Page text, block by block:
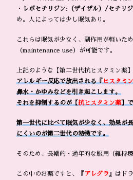
・
レボセチリジン:（ザイザル）/セチリジ
め。人によっては少し眠気あり。
これらは眠気が少なく、副作用が軽いた
（maintenance use）が可能です。
上記のような【第二世代抗ヒスタミン薬】
アレルギー反応で放出される『ヒスタミン
鼻水・かゆみなどを引き起こします。
それを抑制するのが【抗ヒスタミン薬】
第一世代に比べて眠気が少なく、効果が
にくいのが第二世代の特徴です。
そのため、長期的・通年的な服用（維持
この中のお薬ですと、『アレグラ 』はド